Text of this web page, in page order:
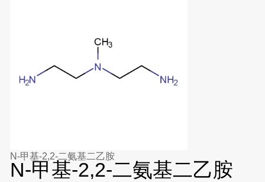
N-甲基-2,2-二氨基二乙胺
N-甲基-2,2-二氨基二乙胺